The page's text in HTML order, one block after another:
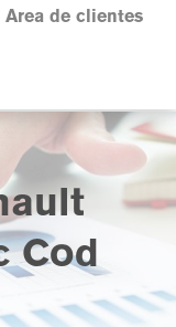
Area de clientes
Cod